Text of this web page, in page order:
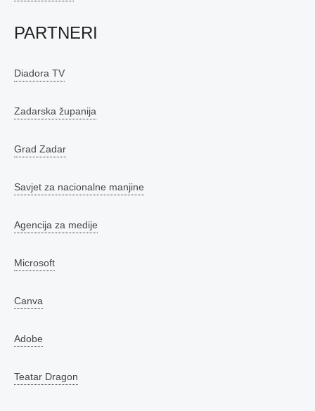
PARTNERI
Diadora TV
Zadarska županija
Grad Zadar
Savjet za nacionalne manjine
Agencija za medije
Microsoft
Canva
Adobe
Teatar Dragon